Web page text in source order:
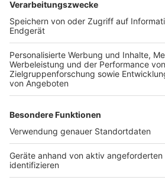
Brühl -Tafel Brühl Rheinland e.V.
Elsdorf -
Erftstadt - Ukraine-Hilfe
Frechen -Ökumenische
Königsdorf
Hürth -Partnerschaftsverein Hürth
Kerpen -Existenzhilfe Kerpen e.V.
Pulheim -